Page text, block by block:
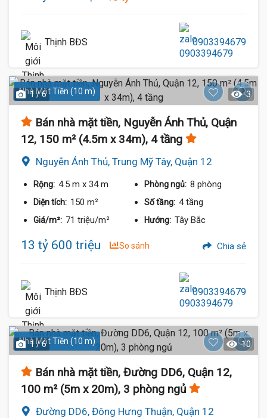
Thịnh BĐS 0903394679
Nhà Mặt Tiền (10 m)
1 / 6 3
Bán nhà mặt tiền, Nguyễn Ánh Thủ, Quận
12, 150 m² (4.5m x 34m), 4 tầng
Nguyễn Ánh Thủ, Trung Mỹ Tây, Quận 12
Rộng: 4.5 m x 34 m Phòng ngủ: 8 phòng
Diện tích: 150 m² Số tầng: 4 tầng
Giá/m²: 71 triệu/m² Hướng: Tây Bắc
13 tỷ 600 triệu So sánh Chia sẻ
Thịnh BĐS 0903394679
Nhà Mặt Tiền (10 m)
1 / 6 10
Bán nhà mặt tiền, Đường DD6, Quận 12,
100 m² (5m x 20m), 3 phòng ngủ
Đường DD6, Đông Hưng Thuận, Quận 12